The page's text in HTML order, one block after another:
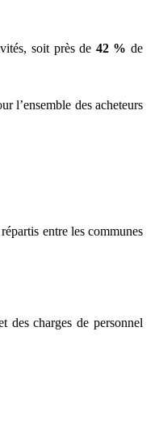
soit près de 42 % de
l’ensemble des acheteurs
répartis entre les communes
des charges de personnel